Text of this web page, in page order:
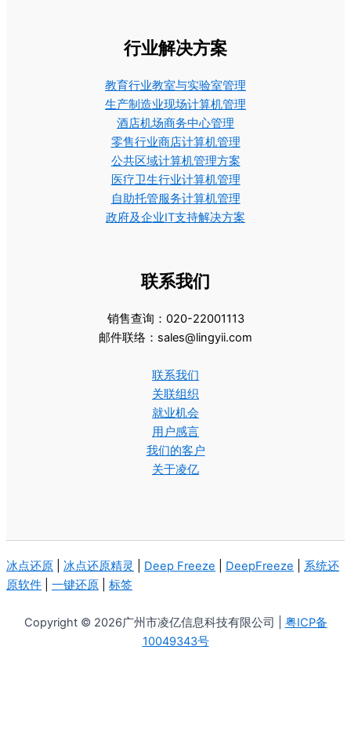
行业解决方案
教育行业教室与实验室管理
生产制造业现场计算机管理
酒店机场商务中心管理
零售行业商店计算机管理
公共区域计算机管理方案
医疗卫生行业计算机管理
自助托管服务计算机管理
政府及企业IT支持解决方案
联系我们
销售查询：020-22001113
邮件联络：sales@lingyii.com
联系我们
关联组织
就业机会
用户感言
我们的客户
关于凌亿
冰点还原 冰点还原精灵 Deep Freeze DeepFreeze
系统还
原软件
一键还原 标签
Copyright © 2026广州市凌亿信息科技有限公司 | 粤ICP备
10049343号